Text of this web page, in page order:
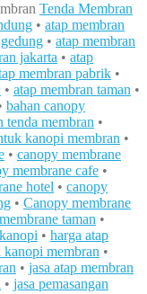
Tenda Membran
• atap membran
• atap membran
jakarta • atap
membran pabrik •
• atap membran taman •
bahan canopy
tenda membran •
kanopi membran •
• canopy membrane
membrane cafe •
hotel • canopy
• Canopy membrane
taman •
• harga atap
kanopi membran •
• jasa atap membran
• jasa pemasangan